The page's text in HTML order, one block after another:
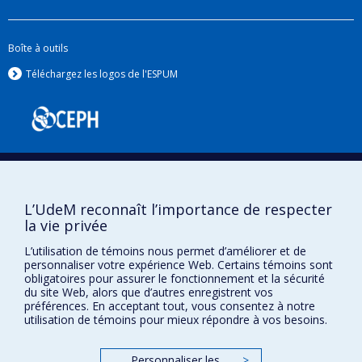
présentement une méthode de contrôle
modélisation spatio-temporelle
prévisions et l’utilisation de flux de données pour
d’apprentissage automatique. J’utilise aussi des
les patrons d’émergences des maladies et de
leurs déterminants, ainsi que d’identifier les
régions et les périodes de temps à risques.
3. Estimation de l’impact des changements
climatiques sur les maladies à transmission
Boîte à outils
Téléchargez les logos de l'ESPUM
Conditions d’utilisation
Paramètres des témoins
Montréal
L’UdeM reconnaît l’importance de respecter
la vie privée
L’utilisation de témoins nous permet d’améliorer et de
personnaliser votre expérience Web. Certains témoins sont
obligatoires pour assurer le fonctionnement et la sécurité
du site Web, alors que d’autres enregistrent vos
préférences. En acceptant tout, vous consentez à notre
utilisation de témoins pour mieux répondre à vos besoins.